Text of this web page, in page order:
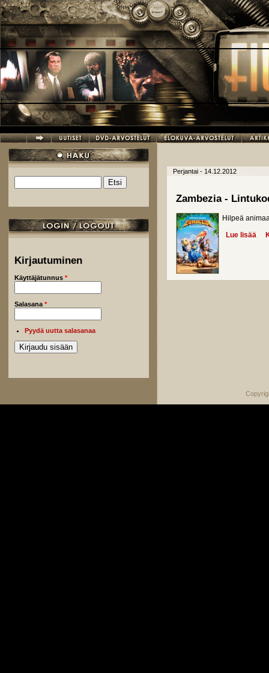
Hyppää pääsisältöön
Hakulomake
Kirjautuminen
Käyttäjätunnus *
Salasana *
Pyydä uutta salasanaa
Perjantai - 14.12.2012
Zambezia -
Hilpeä
Lue lisää